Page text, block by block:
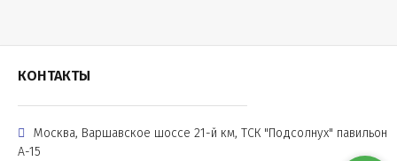
КОНТАКТЫ
Москва, Варшавское шоссе 21-й км, ТСК "Подсолнух" павильон
А-15